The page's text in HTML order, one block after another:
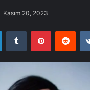
Kasım 20, 2023
LinkedInTumblr Pinterest